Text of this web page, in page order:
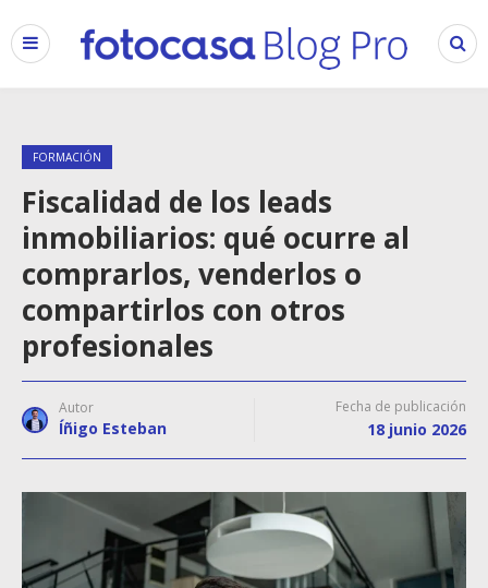
FORMACIÓN
Fiscalidad de los leads
inmobiliarios: qué ocurre al
comprarlos, venderlos o
compartirlos con otros
profesionales
Autor
Íñigo Esteban
Fecha de publicación
18 junio 2026